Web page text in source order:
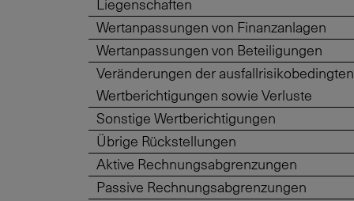
Liegenschaften
Wertanpassungen von Finanzanlagen
Wertanpassungen von Beteiligungen
Veränderungen der ausfallrisikobedingten
Wertberichtigungen sowie Verluste
Sonstige Wertberichtigungen
Übrige Rückstellungen
Aktive Rechnungsabgrenzungen
Passive Rechnungsabgrenzungen